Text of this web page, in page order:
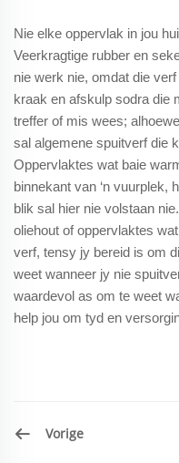
Nie elke oppervlak in jou
Veerkragtige rubber en
nie werk nie, omdat die
kraak en afskulp sodra die
treffer of mis wees;
sal algemene spuitverf die
Oppervlaktes wat baie
binnekant van ‘n vuurplek,
blik sal hier nie volstaan
oliehout of oppervlaktes
verf, tensy jy bereid is om
weet wanneer jy nie
waardevol as om te weet
help jou om tyd en
Vorige